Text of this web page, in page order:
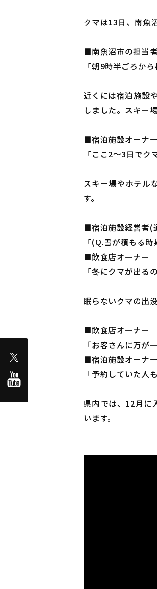
クマは13日、南魚
■南魚沼市の担当者
「朝9時半ごろか
近くには宿泊施設
しました。スキー
■宿泊施設オーナ
「ここ2～3日で
スキー場やホテル
す。
■宿泊施設経営者(
「(Q.雪が積もる
■飲食店オーナー
「冬にクマが出る
眠らないクマの出
■飲食店オーナー
「お客さんに万が
■宿泊施設オーナー
「予約していた人
県内では、12月に
います。